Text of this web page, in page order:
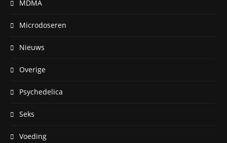
MDMA
Microdoseren
Nieuws
Overige
Psychedelica
Seks
Voeding